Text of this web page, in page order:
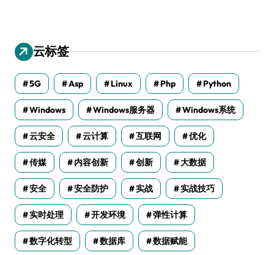
云标签
5G Asp Linux Php Python
Windows Windows服务器 Windows系统
云安全 云计算 互联网 优化
传媒 内容创新 创新 大数据
安全 安全防护 实战 实战技巧
实时处理 开发环境 弹性计算
数字化转型 数据库 数据赋能